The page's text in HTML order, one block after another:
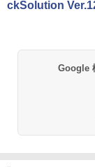
ckSolution
Google